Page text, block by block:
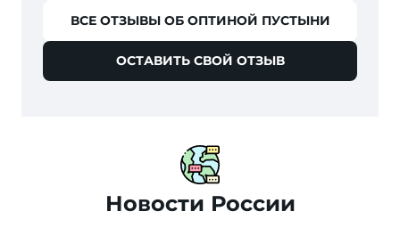
ВСЕ ОТЗЫВЫ ОБ ОПТИНОЙ ПУСТЫНИ
ОСТАВИТЬ СВОЙ ОТЗЫВ
Новости России